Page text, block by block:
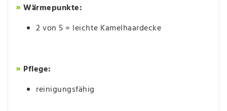
»Wärmepunkte:
2 von 5 = leichte Kamelhaardecke
» Pflege:
reinigungsfähig